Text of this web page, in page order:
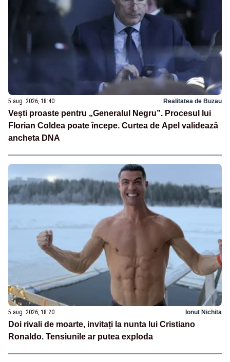
5 aug. 2026, 18:40 Realitatea de Buzau
Vești proaste pentru „Generalul Negru”. Procesul lui
Florian Coldea poate începe. Curtea de Apel validează
ancheta DNA
5 aug. 2026, 18:20 Ionuț Nichita
Doi rivali de moarte, invitați la nunta lui Cristiano
Ronaldo. Tensiunile ar putea exploda